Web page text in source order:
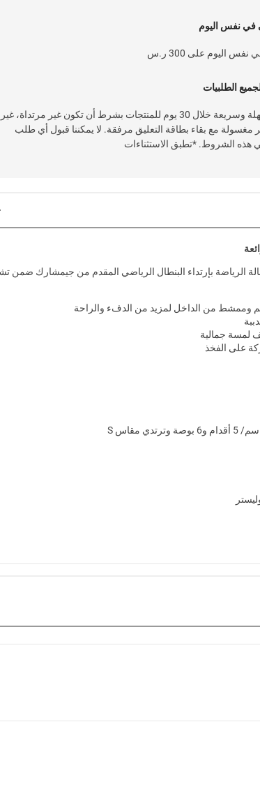
في نفس اليوم
اليوم على 300 ر.س
الطلبيات
خدمة إرجاع سهلة وسريعة خلال 30 يوم للمنتجات بشرط أن تكون غير مرتداة، غير
مغسولة مع بقاء بطاقة التعليق مرفقة. لا يمكننا قبول أي طلب
هذه الشروط. *تطبق الاستثناءات
الرياضة بإرتداء البنطال الرياضي المقدم من جيمشارك ضمن
وممشط من الداخل لمزيد من الدفء والراحة
لمسة جمالية
على الفخذ